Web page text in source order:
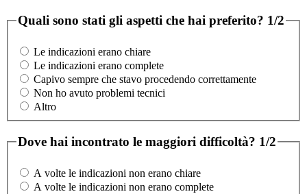
Quali sono stati gli aspetti che hai preferito? 1/2
Le indicazioni erano chiare
Le indicazioni erano complete
Capivo sempre che stavo procedendo correttamente
Non ho avuto problemi tecnici
Altro
Dove hai incontrato le maggiori difficoltà? 1/2
A volte le indicazioni non erano chiare
A volte le indicazioni non erano complete